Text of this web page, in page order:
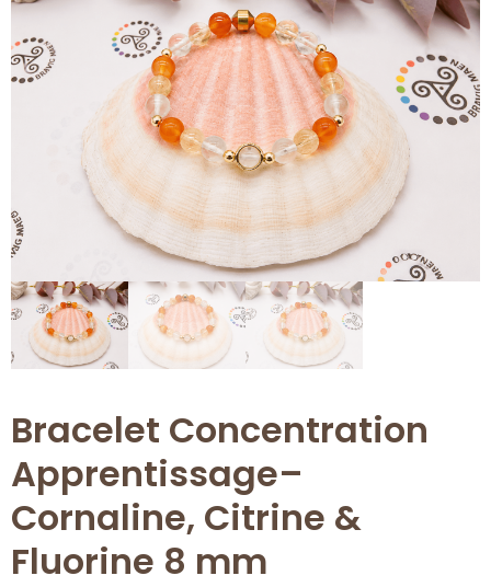
Bracelet Concentration
Apprentissage–
Cornaline, Citrine &
Fluorine 8 mm